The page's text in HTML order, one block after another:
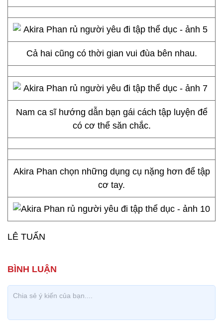
Cả hai cũng có thời gian vui đùa bên nhau.
Nam ca sĩ hướng dẫn bạn gái cách tập luyện để
có cơ thể săn chắc.
Akira Phan chọn những dụng cụ nặng hơn để tập
cơ tay.
LÊ TUẤN